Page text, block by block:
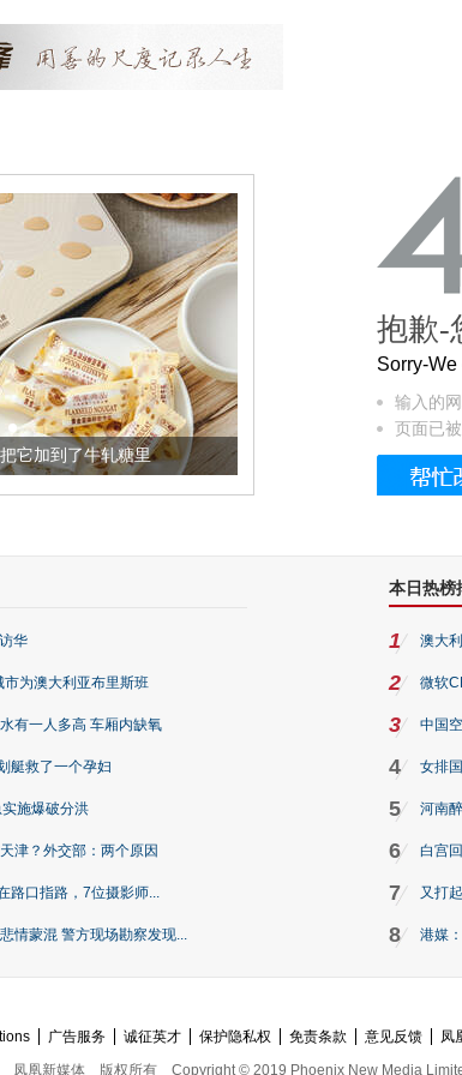
加到了牛轧糖里 被列入佛家七宝的它到底有多
抱歉-
Sorry-We
输入的
页面已
华
为澳大利亚布里斯班
有一人多高 车厢内缺氧
艇救了一个孕妇
施爆破分洪
津？外交部：两个原因
路口指路，7位摄影师...
情蒙混 警方现场勘察发现...
本日热榜
1 澳大
2 微软
3 中国
4 女排
5 河南
6 白宫
7 又打
8 港媒
广告服务 诚征英才 保护隐私权 免责条款 意见反馈 凤
凤凰新媒体
版权所有 Copyright © 2019 Phoenix New Media